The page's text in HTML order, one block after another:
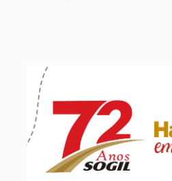
Terça-Feira
12 de agosto
Quarta-Feira
13 de agosto
Quinta-Feira 17°